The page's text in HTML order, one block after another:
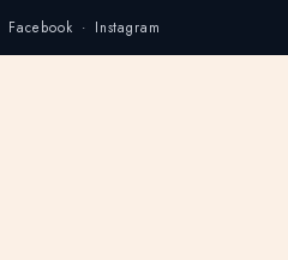
Facebook · Instagram